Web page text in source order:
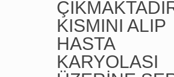
KISMINI ALIP
HASTA
KARYOLASI